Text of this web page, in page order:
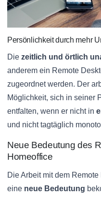
Persönlichkeit durch mehr
Die zeitlich und örtlich
anderem ein Remote
zugeordnet werden. Der
Möglichkeit, sich in seiner
entfalten, wenn er nicht in
und nicht tagtäglich
Neue Bedeutung des
Homeoffice
Die Arbeit mit dem
eine neue Bedeutung